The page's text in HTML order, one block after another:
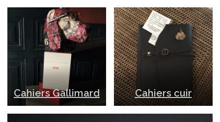
Cahiers Gallimard Cahiers cuir